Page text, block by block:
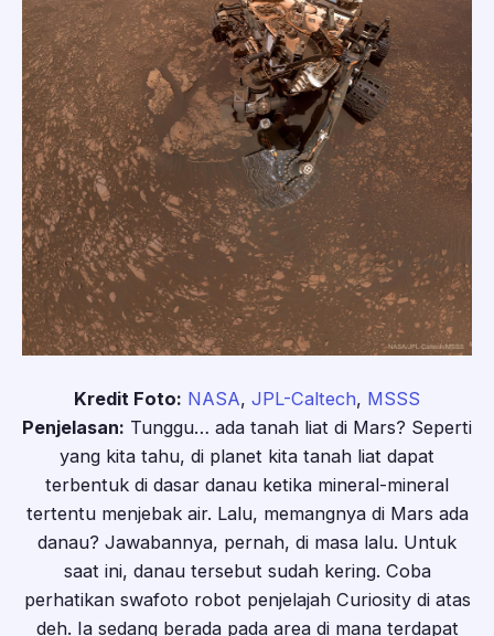
Kredit Foto: NASA, JPL-Caltech, MSSS
Penjelasan: Tunggu… ada tanah liat di Mars? Seperti
yang kita tahu, di planet kita tanah liat dapat
terbentuk di dasar danau ketika mineral-mineral
tertentu menjebak air. Lalu, memangnya di Mars ada
danau? Jawabannya, pernah, di masa lalu. Untuk
saat ini, danau tersebut sudah kering. Coba
perhatikan swafoto robot penjelajah Curiosity di atas
deh. Ia sedang berada pada area di mana terdapat